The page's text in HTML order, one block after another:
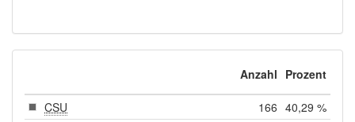
Anzahl Prozent
CSU 166 40,29 %